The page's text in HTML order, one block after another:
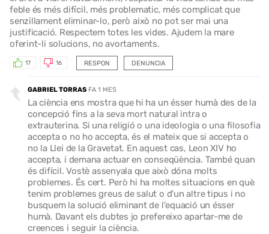
feble és més difícil, més problematic, més complicat que
senzillament eliminar-lo, però això no pot ser mai una
justificació. Respectem totes les vides. Ajudem la mare
oferint-li solucions, no avortaments.
RESPON
17 16 DENUNCIA
GABRIEL TORRAS FA 1 MES
La ciència ens mostra que hi ha un ésser humà des de la
concepció fins a la seva mort natural intra o
extrauterina. Si una religió o una ideologia o una filosofia
accepta o no ho accepta, és el mateix que si accepta o
no la Llei de la Gravetat. En aquest cas, Leon XIV ho
accepta, i demana actuar en conseqüència. També quan
és difícil. Vostè assenyala que això dóna molts
problemes. És cert. Però hi ha moltes situacions en què
tenim problemes greus de salut o d'un altre tipus i no
busquem la solució eliminant de l'equació un ésser
humà. Davant els dubtes jo prefereixo apartar-me de
creences i seguir la ciència.